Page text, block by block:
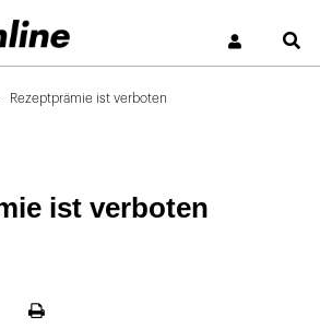
Rezeptprämie ist verboten
ist verboten
Seite